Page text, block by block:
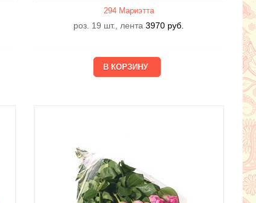
294 Мариэтта
роз. 19 шт., лента 3970 руб.